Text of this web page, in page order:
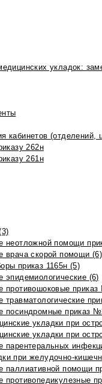
укладок:
кабинетов (отделений,
262н
261н
неотложной помощи
врача скорой помощи (6)
приказ 1165н (5)
эпидемиологические (6)
противошоковые
травматологические
посиндромные приказ
укладки при
укладки при
парентеральных
при желудочно-
паллиативной помощи
противопедикулезные